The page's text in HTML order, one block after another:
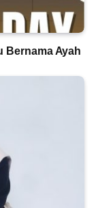
Bernama Ayah